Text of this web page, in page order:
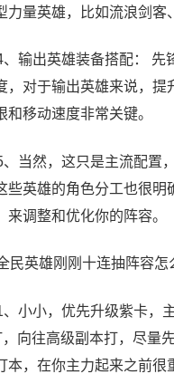
力量英雄，比如流浪剑客
、输出英雄装备搭配： 先
，对于输出英雄来说，提
和移动速度非常关键。
、当然，这只是主流配置
些英雄的角色分工也很
来调整和优化你的阵容。
民英雄刚刚十连抽阵容怎
、小小，优先升级紫卡，
，向往高级副本打，尽量
本，在你主力起来之前很